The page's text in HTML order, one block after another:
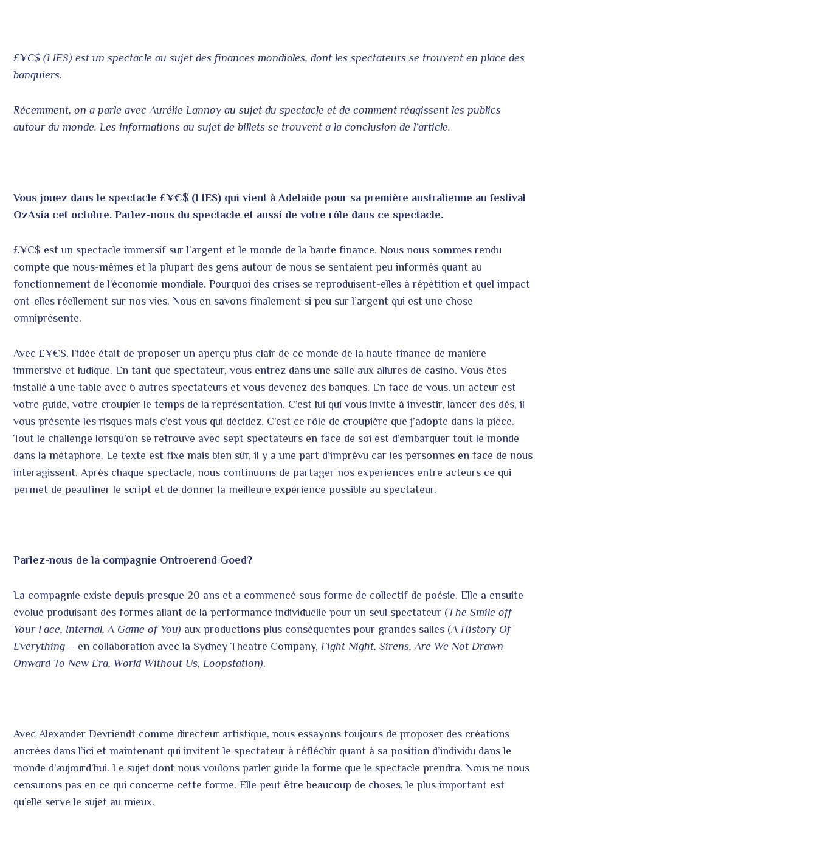
£¥€$ (LIES) est un spectacle au sujet des finances mondiales, dont les spectateurs se trouvent en place des
banquiers.
Récemment, on a parle avec Aurélie Lannoy au sujet du spectacle et de comment réagissent les publics
autour du monde. Les informations au sujet de billets se trouvent a la conclusion de l’article.
Vous jouez dans le spectacle £¥€$ (LIES) qui vient à Adelaide pour sa première australienne au festival
OzAsia cet octobre. Parlez-nous du spectacle et aussi de votre rôle dans ce spectacle.
£¥€$ est un spectacle immersif sur l’argent et le monde de la haute finance. Nous nous sommes rendu
compte que nous-mêmes et la plupart des gens autour de nous se sentaient peu informés quant au
fonctionnement de l’économie mondiale. Pourquoi des crises se reproduisent-elles à répétition et quel impact
ont-elles réellement sur nos vies. Nous en savons finalement si peu sur l’argent qui est une chose
omniprésente.
Avec £¥€$, l’idée était de proposer un aperçu plus clair de ce monde de la haute finance de manière
immersive et ludique. En tant que spectateur, vous entrez dans une salle aux allures de casino. Vous êtes
installé à une table avec 6 autres spectateurs et vous devenez des banques. En face de vous, un acteur est
votre guide, votre croupier le temps de la représentation. C’est lui qui vous invite à investir, lancer des dés, il
vous présente les risques mais c’est vous qui décidez. C’est ce rôle de croupière que j’adopte dans la pièce.
Tout le challenge lorsqu’on se retrouve avec sept spectateurs en face de soi est d’embarquer tout le monde
dans la métaphore. Le texte est fixe mais bien sûr, il y a une part d’imprévu car les personnes en face de nous
interagissent. Après chaque spectacle, nous continuons de partager nos expériences entre acteurs ce qui
permet de peaufiner le script et de donner la meilleure expérience possible au spectateur.
Parlez-nous de la compagnie Ontroerend Goed?
La compagnie existe depuis presque 20 ans et a commencé sous forme de collectif de poésie. Elle a ensuite
évolué produisant des formes allant de la performance individuelle pour un seul spectateur (The Smile off
Your Face, Internal, A Game of You) aux productions plus conséquentes pour grandes salles (A History Of
Everything – en collaboration avec la Sydney Theatre Company, Fight Night, Sirens, Are We Not Drawn
Onward To New Era, World Without Us, Loopstation).
Avec Alexander Devriendt comme directeur artistique, nous essayons toujours de proposer des créations
ancrées dans l’ici et maintenant qui invitent le spectateur à réfléchir quant à sa position d’individu dans le
monde d’aujourd’hui. Le sujet dont nous voulons parler guide la forme que le spectacle prendra. Nous ne nous
censurons pas en ce qui concerne cette forme. Elle peut être beaucoup de choses, le plus important est
qu’elle serve le sujet au mieux.